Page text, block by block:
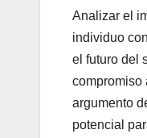
Analizar el
individuo
el futuro del
compromiso
argumento
potencial